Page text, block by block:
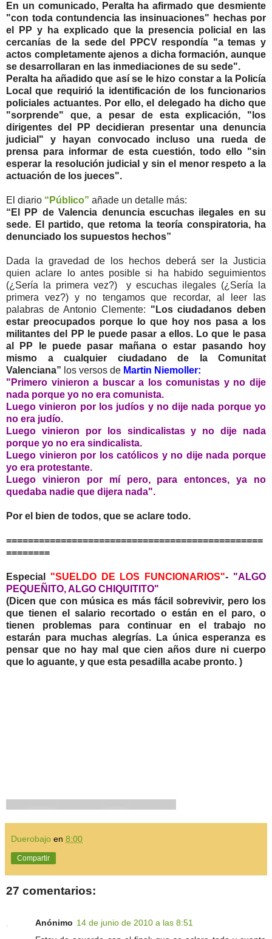
En un comunicado, Peralta ha afirmado que desmiente
"con toda contundencia las insinuaciones" hechas por
el PP y ha explicado que la presencia policial en las
cercanías de la sede del PPCV respondía "a temas y
actos completamente ajenos a dicha formación, aunque
se desarrollaran en las inmediaciones de su sede".
Peralta ha añadido que así se le hizo constar a la Policía
Local que requirió la identificación de los funcionarios
policiales actuantes. Por ello, el delegado ha dicho que
"sorprende" que, a pesar de esta explicación, "los
dirigentes del PP decidieran presentar una denuncia
judicial" y hayan convocado incluso una rueda de
prensa para informar de esta cuestión, todo ello "sin
esperar la resolución judicial y sin el menor respeto a la
actuación de los jueces".
El diario “Público” añade un detalle más:
“El PP de Valencia denuncia escuchas ilegales en su
sede. El partido, que retoma la teoría conspiratoria, ha
denunciado los supuestos hechos”
Dada la gravedad de los hechos deberá ser la Justicia
quien aclare lo antes posible si ha habido seguimientos
(¿Sería la primera vez?) y escuchas ilegales (¿Sería la
primera vez?) y no tengamos que recordar, al leer las
palabras de Antonio Clemente: "Los ciudadanos deben
estar preocupados porque lo que hoy nos pasa a los
militantes del PP le puede pasar a ellos. Lo que le pasa
al PP le puede pasar mañana o estar pasando hoy
mismo a cualquier ciudadano de la Comunitat
Valenciana” los versos de Martin Niemoller:
"Primero vinieron a buscar a los comunistas y no dije
nada porque yo no era comunista.
Luego vinieron por los judíos y no dije nada porque yo
no era judío.
Luego vinieron por los sindicalistas y no dije nada
porque yo no era sindicalista.
Luego vinieron por los católicos y no dije nada porque
yo era protestante.
Luego vinieron por mí pero, para entonces, ya no
quedaba nadie que dijera nada".
Por el bien de todos, que se aclare todo.
===============================================
========
Especial "SUELDO DE LOS FUNCIONARIOS"- "ALGO
PEQUEÑITO, ALGO CHIQUITITO"
(Dicen que con música es más fácil sobrevivir, pero los
que tienen el salario recortado o están en el paro, o
tienen problemas para continuar en el trabajo no
estarán para muchas alegrías. La única esperanza es
pensar que no hay mal que cien años dure ni cuerpo
que lo aguante, y que esta pesadilla acabe pronto. )
Duerobajo en 8:00
Compartir
27 comentarios:
Anónimo 14 de junio de 2010 a las 8:51